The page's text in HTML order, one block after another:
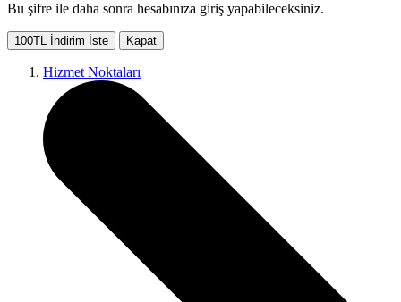
Bu şifre ile daha sonra hesabınıza giriş yapabileceksiniz.
100TL İndirim İste Kapat
Hizmet Noktaları